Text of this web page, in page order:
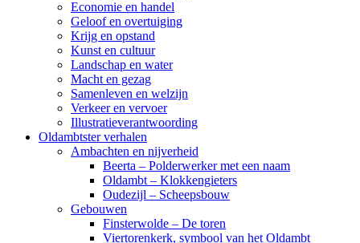
Economie en handel
Geloof en overtuiging
Krijg en opstand
Kunst en cultuur
Landschap en water
Macht en gezag
Samenleven en welzijn
Verkeer en vervoer
Illustratieverantwoording
Oldambtster verhalen
Ambachten en nijverheid
Beerta – Polderwerker met een naam
Oldambt – Klokkengieters
Oudezijl – Scheepsbouw
Gebouwen
Finsterwolde – De toren
Viertorenkerk, symbool van het Oldambt